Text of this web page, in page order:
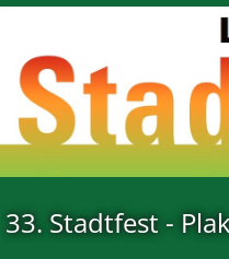
33. Stadtfest -